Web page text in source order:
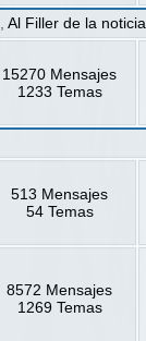
,Al Filler de la noticia
15270 Mensajes
1233 Temas
513 Mensajes
54 Temas
8572 Mensajes
1269 Temas